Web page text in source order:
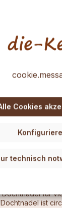
flach
Dochtnadel für
ist
technisch
Cookies